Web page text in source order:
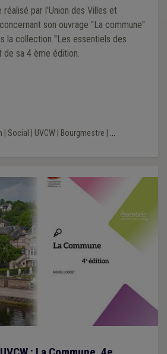
par l'Union des Villes et
son ouvrage "La commune"
la collection "Les essentiels des
de sa 4 ème édition.
Social UVCW| Bourgmestre ...